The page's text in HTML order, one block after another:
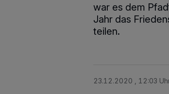
war es dem
Jahr das
teilen.
23.12.2020 , 12:03